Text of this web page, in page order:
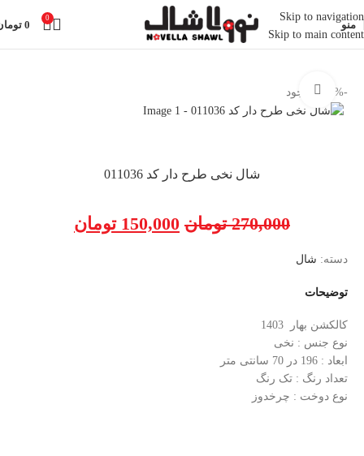
Skip to navigation
Skip to main content
منو
0
0
خانه شال
-44% ناموجودبزرگنمایی تصویر
شال نخی طرح دار کد 011036
270,000 تومان 150,000 تومان
دسته: شال
توضیحات
کالکشن بهار 1403
نوع جنس : نخی
ابعاد : 196 در 70 سانتی متر
تعداد رنگ : تک رنگ
نوع دوخت : چرخدوز